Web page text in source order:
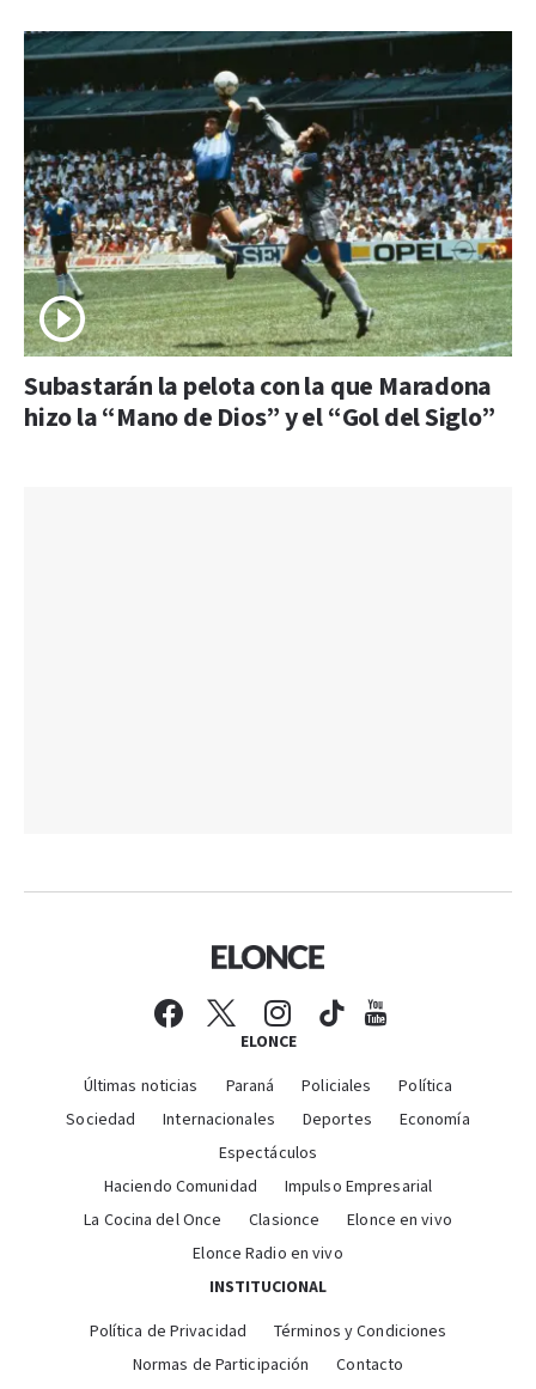
Subastarán la pelota con la que Maradona
hizo la “Mano de Dios” y el “Gol del Siglo”
ELONCE
Últimas noticias Paraná Policiales
Política
Sociedad
Internacionales Deportes
Economía
Espectáculos
Haciendo Comunidad
Impulso Empresarial
La Cocina del Once
Clasionce
Elonce en vivo
Elonce Radio en vivo
INSTITUCIONAL
Política de Privacidad
Términos y Condiciones
Normas de Participación
Contacto